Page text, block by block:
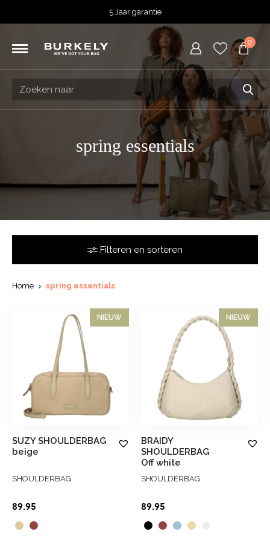
5 Jaar garantie
uit 5 opTrustedShops
Besteld voor 15:00 = vandaag verzonden.
Gratis verzending van je bestelling vanaf 39,95 euro
Gratis retourneren
5 Jaar garantie
uit 5 opTrustedShops
0
spring essentials
Filteren en sorteren
Home spring essentials
NIEUW
SUZY SHOULDERBAG
beige
SHOULDERBAG
89.95
NIEUW
BRAIDY
SHOULDERBAG
Off white
SHOULDERBAG
89.95